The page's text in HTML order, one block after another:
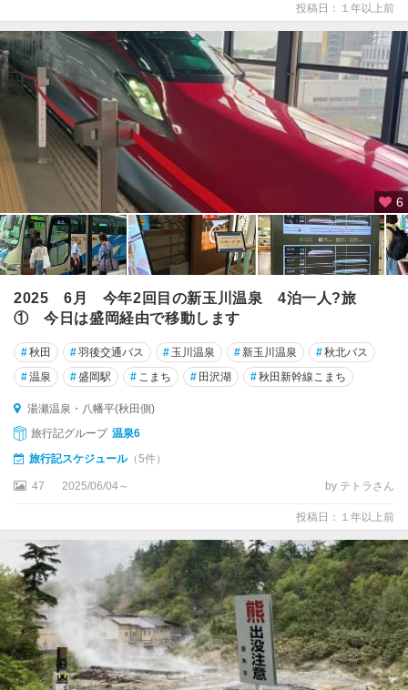
投稿日：１年以上前
6
2025 6月 今年2回目の新玉川温泉 4泊一人?旅
① 今日は盛岡経由で移動します
#秋田 #羽後交通バス # 玉川温泉 #新玉川温泉 #秋北バス
#温泉 #盛岡駅 # こまち # 田沢湖 #秋田新幹線こまち
湯瀬温泉・八幡平(秋田側)
旅行記グループ 温泉6
旅行記スケジュール（5件）
47 2025/06/04～ by テトラさん
投稿日：１年以上前